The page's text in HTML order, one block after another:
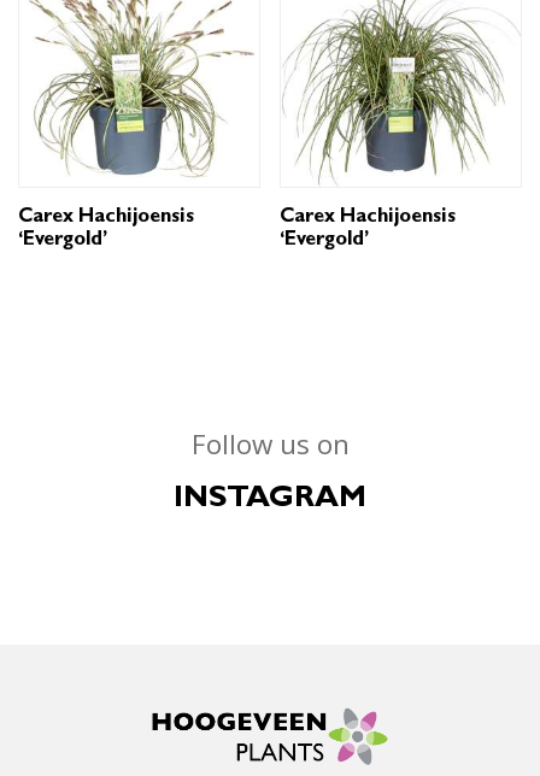
Carex Hachijoensis
‘Evergold’
Carex Hachijoensis
‘Evergold’
Follow us on
INSTAGRAM